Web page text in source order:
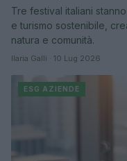
Tre festival italiani
e turismo sostenibile,
natura e comunità.
Ilaria Galli · 10 Lug 2026
ESG AZIENDE